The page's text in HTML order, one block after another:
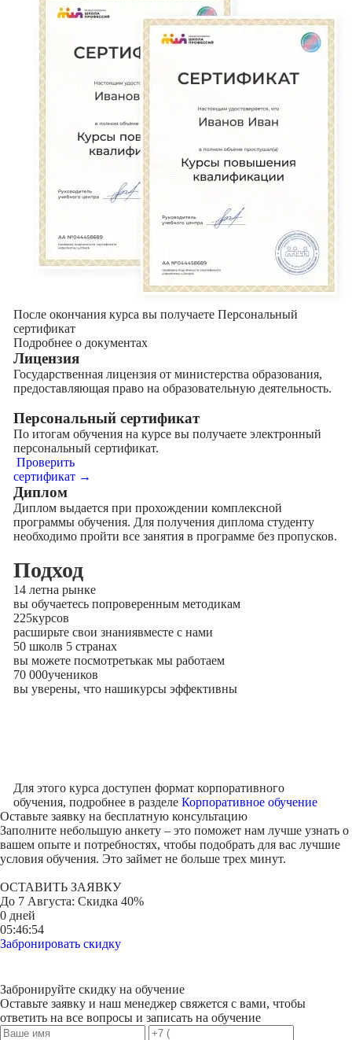
После окончания курса вы получаете Персональный
сертификат
Подробнее о документах
Лицензия
Государственная лицензия от министерства образования,
предоставляющая право на образовательную деятельность.
Персональный сертификат
По итогам обучения на курсе вы получаете электронный
персональный сертификат.
Проверить
сертификат →
Диплом
Диплом выдается при прохождении комплексной
программы обучения. Для получения диплома студенту
необходимо пройти все занятия в программе без пропусков.
Подход
14 летна рынке
вы обучаетесь попроверенным методикам
225курсов
расширьте свои знаниявместе с нами
50 школв 5 странах
вы можете посмотретькак мы работаем
70 000учеников
вы уверены, что нашикурсы эффективны
Для этого курса доступен формат корпоративного
обучения, подробнее в разделе Корпоративное обучение
Оставьте заявку на бесплатную консультацию
Заполните небольшую анкету – это поможет нам лучше узнать о
вашем опыте и потребностях, чтобы подобрать для вас лучшие
условия обучения. Это займет не больше трех минут.
ОСТАВИТЬ ЗАЯВКУ
До 7 Августа: Скидка 40%
0 дней
05:46:54
Забронировать скидку
Забронируйте скидку на обучение
Оставьте заявку и наш менеджер свяжется с вами, чтобы
ответить на все вопросы и записать на обучение